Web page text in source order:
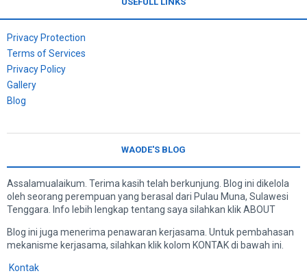
Privacy Protection
Terms of Services
Privacy Policy
Gallery
Blog
WAODE'S BLOG
Assalamualaikum. Terima kasih telah berkunjung. Blog ini dikelola
oleh seorang perempuan yang berasal dari Pulau Muna, Sulawesi
Tenggara. Info lebih lengkap tentang saya silahkan klik ABOUT
Blog ini juga menerima penawaran kerjasama. Untuk pembahasan
mekanisme kerjasama, silahkan klik kolom KONTAK di bawah ini.
Kontak